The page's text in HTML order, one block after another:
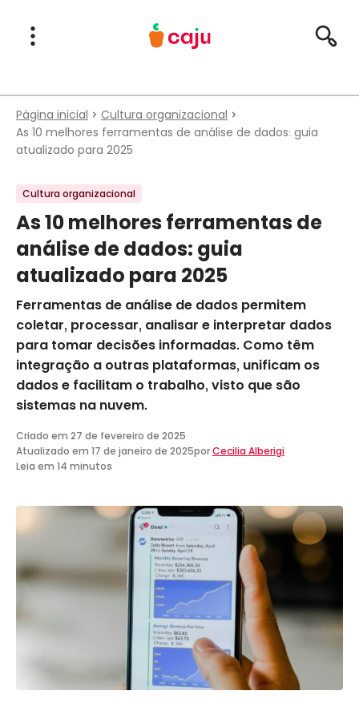
Menu Principal
Abrir Menu
Página inicial
Cultura organizacional
As 10 melhores ferramentas de análise de dados: guia
atualizado para 2025
Cultura organizacional
As 10 melhores ferramentas de
análise de dados: guia
atualizado para 2025
Ferramentas de análise de dados permitem
coletar, processar, analisar e interpretar dados
para tomar decisões informadas. Como têm
integração a outras plataformas, unificam os
dados e facilitam o trabalho, visto que são
sistemas na nuvem.
Criado em 27 de fevereiro de 2025
Atualizado em 17 de janeiro de 2025porCecilia Alberigi
Leia em 14 minutos